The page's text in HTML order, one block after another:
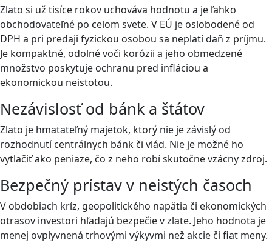
Zlato si už tisíce rokov uchováva hodnotu a je ľahko
obchodovateľné po celom svete. V EÚ je oslobodené od
DPH a pri predaji fyzickou osobou sa neplatí daň z príjmu.
Je kompaktné, odolné voči korózii a jeho obmedzené
množstvo poskytuje ochranu pred infláciou a
ekonomickou neistotou.
Nezávislosť od bánk a štátov
Zlato je hmatateľný majetok, ktorý nie je závislý od
rozhodnutí centrálnych bánk či vlád. Nie je možné ho
vytlačiť ako peniaze, čo z neho robí skutočne vzácny zdroj.
Bezpečný prístav v neistých časoch
V obdobiach kríz, geopolitického napätia či ekonomických
otrasov investori hľadajú bezpečie v zlate. Jeho hodnota je
menej ovplyvnená trhovými výkyvmi než akcie či fiat meny.